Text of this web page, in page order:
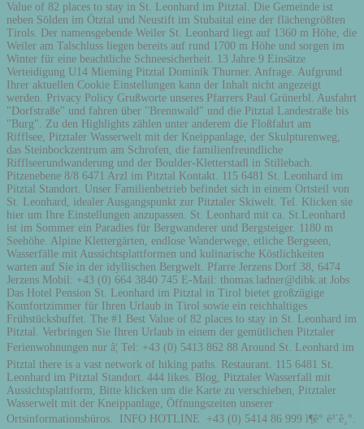
Value of 82 places to stay in St. Leonhard im Pitztal. Die Gemeinde ist
neben Sölden im Ötztal und Neustift im Stubaital eine der flächengrößten
Tirols. Der namensgebende Weiler St. Leonhard liegt auf 1360 m Höhe, die
Weiler am Talschluss liegen bereits auf rund 1700 m Höhe und sorgen im
Winter für eine beachtliche Schneesicherheit. 13 Jahre 9 Einsätze
Verteidigung U14 Mieming Pitztal Dominik Thurner. Anfrage. Aufgrund
Ihrer aktuellen Cookie Einstellungen kann der Inhalt nicht angezeigt
werden. Privacy Policy Grußworte unseres Pfarrers Paul Grünerbl. Ausfahrt
"Dorfstraße" und fahren über "Brennwald" und die Pitztal Landestraße bis
"Burg". Zu den Highlights zählen unter anderem die Floßfahrt am
Rifflsee, Pitztaler Wasserwelt mit der Kneippanlage, der Skulpturenweg,
das Steinbockzentrum am Schrofen, die familienfreundliche
Rifflseerundwanderung und der Boulder-Kletterstadl in Stillebach.
Pitzenebene 8/8 6471 Arzl im Pitztal Kontakt. 115 6481 St. Leonhard im
Pitztal Standort. Unser Familienbetrieb befindet sich in einem Ortsteil von
St. Leonhard, idealer Ausgangspunkt zur Pitztaler Skiwelt. Tel. Klicken sie
hier um Ihre Einstellungen anzupassen. St. Leonhard mit ca. St.Leonhard
ist im Sommer ein Paradies für Bergwanderer und Bergsteiger. 1180 m
Seehöhe. Alpine Klettergärten, endlose Wanderwege, etliche Bergseen,
Wasserfälle mit Aussichtsplattformen und kulinarische Köstlichkeiten
warten auf Sie in der idyllischen Bergwelt. Pfarre Jerzens Dorf 38, 6474
Jerzens Mobil: +43 (0) 664 3840 745 E-Mail: thomas.ladner@dibk.at Jobs
Das Hotel Pension St. Leonhard im Pitztal in Tirol bietet großzügige
Komfortzimmer für Ihren Urlaub in Tirol sowie ein reichhaltiges
Frühstücksbuffet. The #1 Best Value of 82 places to stay in St. Leonhard im
Pitztal. Verbringen Sie Ihren Urlaub in einem der gemütlichen Pitztaler
Ferienwohnungen nur â¦ Tel: +43 (0) 5413 862 88 Around St. Leonhard im
Pitztal there is a vast network of hiking paths. Restaurant. 115 6481 St.
Leonhard im Pitztal Standort. 444 likes. Blog, Pitztaler Wasserfall mit
Aussichtsplattform, Bitte klicken um die Karte zu verschieben, Pitztaler
Wasserwelt mit der Kneippanlage, Öffnungszeiten unserer
Ortsinformationsbüros. INFO HOTLINE +43 (0) 5414 86 999 ì¶ê° ë³´ê¸°.